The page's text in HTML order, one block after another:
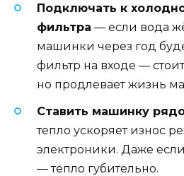
Подключать к
фильтра — если вода
машинки через год
фильтр на входе —
но продлевает жизнь
Ставить машинку
тепло ускоряет износ
электроники. Даже
— тепло губительно.